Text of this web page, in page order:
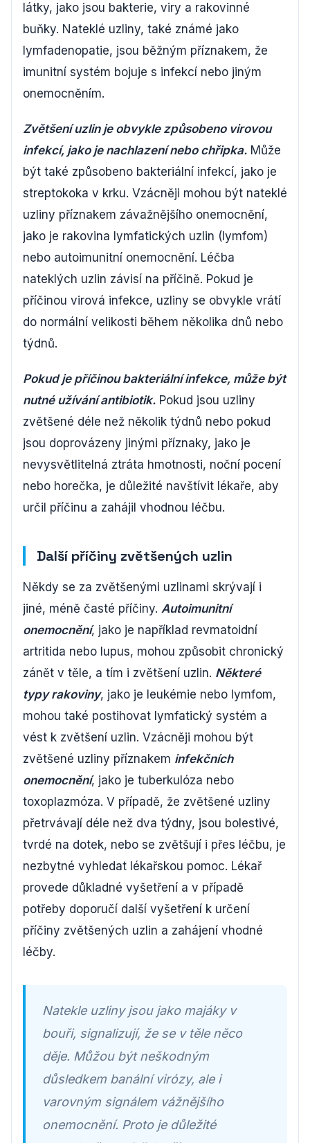
látky, jako jsou bakterie, viry a rakovinné
buňky. Nateklé uzliny, také známé jako
lymfadenopatie, jsou běžným příznakem, že
imunitní systém bojuje s infekcí nebo jiným
onemocněním.
Zvětšení uzlin je obvykle způsobeno virovou
infekcí, jako je nachlazení nebo chřipka. Může
být také způsobeno bakteriální infekcí, jako je
streptokoka v krku. Vzácněji mohou být nateklé
uzliny příznakem závažnějšího onemocnění,
jako je rakovina lymfatických uzlin (lymfom)
nebo autoimunitní onemocnění. Léčba
nateklých uzlin závisí na příčině. Pokud je
příčinou virová infekce, uzliny se obvykle vrátí
do normální velikosti během několika dnů nebo
týdnů.
Pokud je příčinou bakteriální infekce, může být
nutné užívání antibiotik. Pokud jsou uzliny
zvětšené déle než několik týdnů nebo pokud
jsou doprovázeny jinými příznaky, jako je
nevysvětlitelná ztráta hmotnosti, noční pocení
nebo horečka, je důležité navštívit lékaře, aby
určil příčinu a zahájil vhodnou léčbu.
Další příčiny zvětšených uzlin
Někdy se za zvětšenými uzlinami skrývají i
jiné, méně časté příčiny. Autoimunitní
onemocnění, jako je například revmatoidní
artritida nebo lupus, mohou způsobit chronický
zánět v těle, a tím i zvětšení uzlin. Některé
typy rakoviny, jako je leukémie nebo lymfom,
mohou také postihovat lymfatický systém a
vést k zvětšení uzlin. Vzácněji mohou být
zvětšené uzliny příznakem infekčních
onemocnění, jako je tuberkulóza nebo
toxoplazmóza. V případě, že zvětšené uzliny
přetrvávají déle než dva týdny, jsou bolestivé,
tvrdé na dotek, nebo se zvětšují i přes léčbu, je
nezbytné vyhledat lékařskou pomoc. Lékař
provede důkladné vyšetření a v případě
potřeby doporučí další vyšetření k určení
příčiny zvětšených uzlin a zahájení vhodné
léčby.
Natekle uzliny jsou jako majáky v
bouři, signalizují, že se v těle něco
děje. Můžou být neškodným
důsledkem banální virózy, ale i
varovným signálem vážnějšího
onemocnění. Proto je důležité